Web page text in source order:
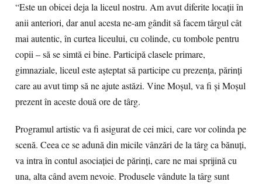
“Este un obicei deja la liceul nostru. Am avut diferite locații în
anii anteriori, dar anul acesta ne-am gândit să facem târgul cât
mai autentic, în curtea liceului, cu colinde, cu tombole pentru
copii – să se simtă ei bine. Participă clasele primare,
gimnaziale, liceul este așteptat să participe cu prezența, părinți
care au avut timp să ne ajute astăzi. Vine Moșul, va fi și Moșul
prezent în aceste două ore de târg.
Programul artistic va fi asigurat de cei mici, care vor colinda pe
scenă. Ceea ce se adună din micile vânzări de la târg ca bănuți,
va intra în contul asociației de părinți, care ne mai sprijină cu
una, alta când avem nevoie. Produsele vândute la târg sunt